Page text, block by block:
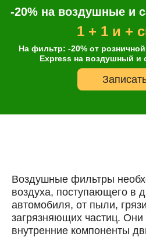
-20% на воздушные и
1 + 1 и +
На фильтр: -20% от
Express на воздушный и
Воздушные фильтры
воздуха, поступающего в
автомобиля, от пыли,
загрязняющих частиц.
внутренние компоненты
Онлайн запись